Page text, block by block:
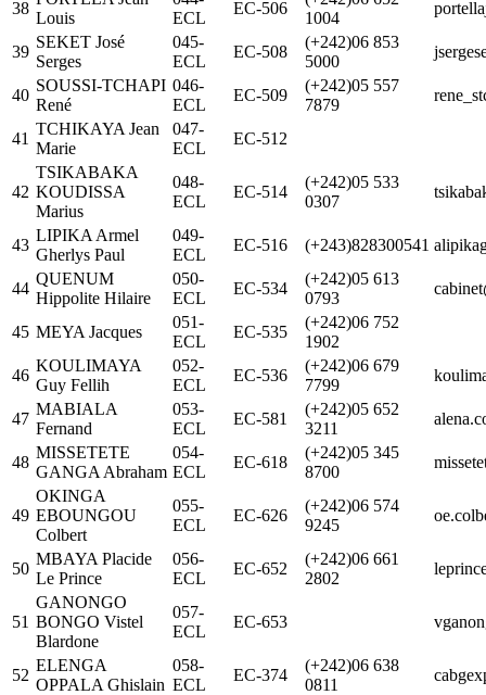
38
Louis
ECL
EC-506
1004
39
SEKET José
Serges
045-
ECL
EC-508
(+242)06 853
5000
40
SOUSSI-TCHAPI
René
046-
ECL
EC-509
(+242)05 557
7879
41
TCHIKAYA Jean
Marie
047-
ECL
EC-512
42
TSIKABAKA
KOUDISSA
Marius
048-
ECL
EC-514
(+242)05 533
0307
43
LIPIKA Armel
Gherlys Paul
049-
ECL
EC-516 (+243)828300541
44
QUENUM
Hippolite Hilaire
050-
ECL
EC-534
(+242)05 613
0793
45 MEYA Jacques
051-
ECL
EC-535
(+242)06 752
1902
46
KOULIMAYA
Guy Fellih
052-
ECL
EC-536
(+242)06 679
7799
47
MABIALA
Fernand
053-
ECL
EC-581
(+242)05 652
3211
48
MISSETETE
GANGA Abraham
054-
ECL
EC-618
(+242)05 345
8700
49
OKINGA
EBOUNGOU
Colbert
055-
ECL
EC-626
(+242)06 574
9245
50
MBAYA Placide
Le Prince
056-
ECL
EC-652
(+242)06 661
2802
51
GANONGO
BONGO Vistel
Blardone
057-
ECL
EC-653
52
ELENGA
OPPALA Ghislain
058-
ECL
EC-374
(+242)06 638
0811